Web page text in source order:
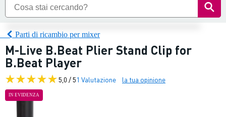
Parti di ricambio per mixer
M-Live B.Beat Plier Stand Clip for
B.Beat Player
5,0 / 51 Valutazione la tua opinione
IN EVIDENZA